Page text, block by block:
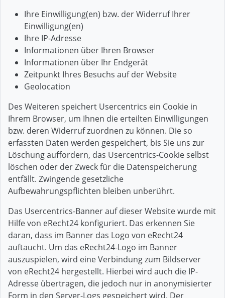
Ihre Einwilligung(en) bzw. der Widerruf Ihrer
Einwilligung(en)
Ihre IP-Adresse
Informationen über Ihren Browser
Informationen über Ihr Endgerät
Zeitpunkt Ihres Besuchs auf der Website
Geolocation
Des Weiteren speichert Usercentrics ein Cookie in
Ihrem Browser, um Ihnen die erteilten Einwilligungen
bzw. deren Widerruf zuordnen zu können. Die so
erfassten Daten werden gespeichert, bis Sie uns zur
Löschung auffordern, das Usercentrics-Cookie selbst
löschen oder der Zweck für die Datenspeicherung
entfällt. Zwingende gesetzliche
Aufbewahrungspflichten bleiben unberührt.
Das Usercentrics-Banner auf dieser Website wurde mit
Hilfe von eRecht24 konfiguriert. Das erkennen Sie
daran, dass im Banner das Logo von eRecht24
auftaucht. Um das eRecht24-Logo im Banner
auszuspielen, wird eine Verbindung zum Bildserver
von eRecht24 hergestellt. Hierbei wird auch die IP-
Adresse übertragen, die jedoch nur in anonymisierter
Form in den Server-Logs gespeichert wird. Der